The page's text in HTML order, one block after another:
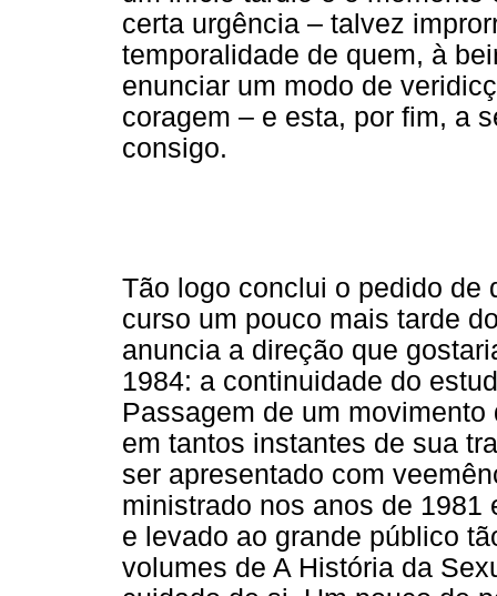
certa urgência – talvez
temporalidade de quem, à
enunciar um modo de
coragem – e esta, por fim, a
consigo.
Tão logo conclui o pedido de
curso um pouco mais tarde
anuncia a direção que
1984: a continuidade do
Passagem de um
em tantos instantes de sua
ser apresentado com
ministrado nos anos de 1981
e levado ao grande público
volumes de A História da